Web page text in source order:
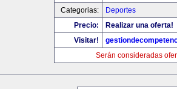
Categorias:
Deportes
Precio:
Realizar una oferta!
Visitar!
Serán consideradas